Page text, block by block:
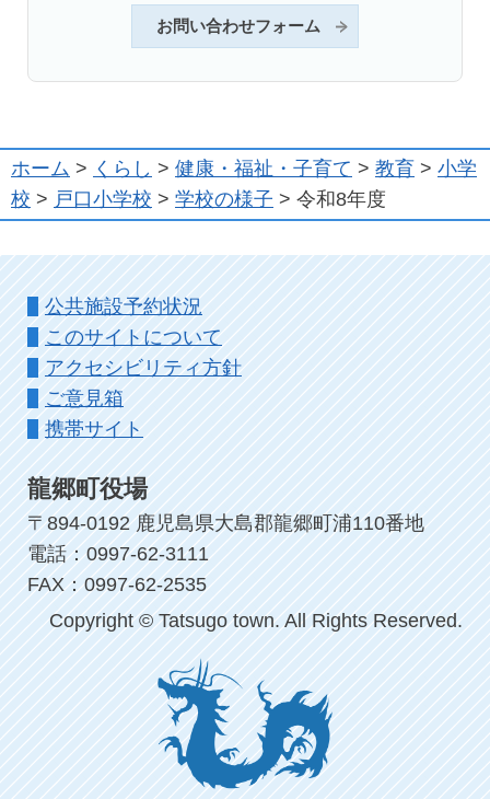
お問い合わせフォーム
ホーム > くらし > 健康・福祉・子育て > 教育 > 小学
校 > 戸口小学校 > 学校の様子 > 令和8年度
公共施設予約状況
このサイトについて
アクセシビリティ方針
ご意見箱
携帯サイト
龍郷町役場
〒894-0192 鹿児島県大島郡龍郷町浦110番地
電話：0997-62-3111
FAX：0997-62-2535
Copyright © Tatsugo town. All Rights Reserved.